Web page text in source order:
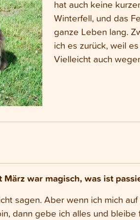
hat auch keine
Winterfell, und das
ganze Leben lang.
ich es zurück, weil
Vielleicht auch
war magisch, was ist
sagen. Aber wenn ich mich
dann gebe ich alles und bleibe